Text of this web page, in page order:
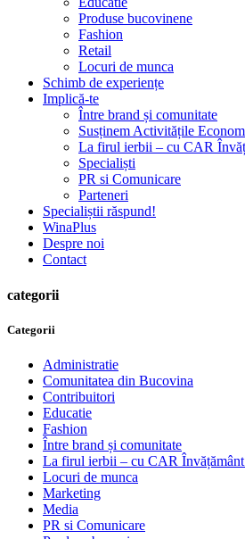
Produse bucovinene
Fashion
Retail
Locuri de munca
Schimb de experiențe
Implică-te
Între brand și comunitate
Susținem Activitățile
La firul ierbii – cu CAR
Specialiști
PR si Comunicare
Parteneri
Specialiștii răspund!
WinaPlus
Despre noi
Contact
categorii
Categorii
Administratie
Comunitatea din Bucovina
Contribuitori
Educatie
Fashion
Între brand și comunitate
La firul ierbii – cu CAR
Locuri de munca
Marketing
Media
PR si Comunicare